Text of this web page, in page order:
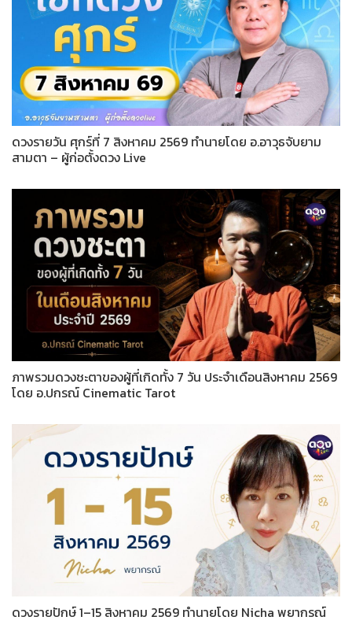
ดวงรายวัน ศุกร์ที่ 7 สิงหาคม 2569 ทำนายโดย อ.อาวุธจับยาม
สามตา – ผู้ก่อตั้งดวง Live
ภาพรวมดวงชะตาของผู้ที่เกิดทั้ง 7 วัน ประจำเดือนสิงหาคม 2569
โดย อ.ปกรณ์ Cinematic Tarot
ดวงรายปักษ์ 1–15 สิงหาคม 2569 ทำนายโดย Nicha พยากรณ์